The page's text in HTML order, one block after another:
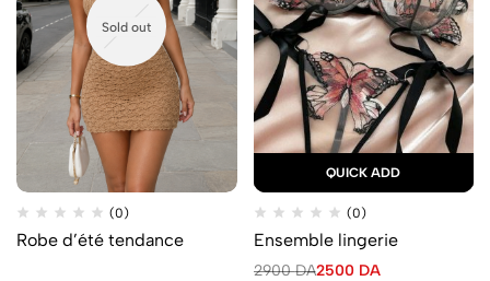
Sold out
(0)
Robe d’été tendance
QUICK ADD
(0)
Ensemble lingerie
2900DA2500 DA